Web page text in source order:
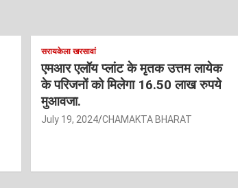
सरायकेला खरसावां
एमआर एलॉय प्लांट के मृतक उत्तम लायेक
के परिजनों को मिलेगा 16.50 लाख रुपये
मुआवजा.
July 19, 2024 CHAMAKTA BHARAT